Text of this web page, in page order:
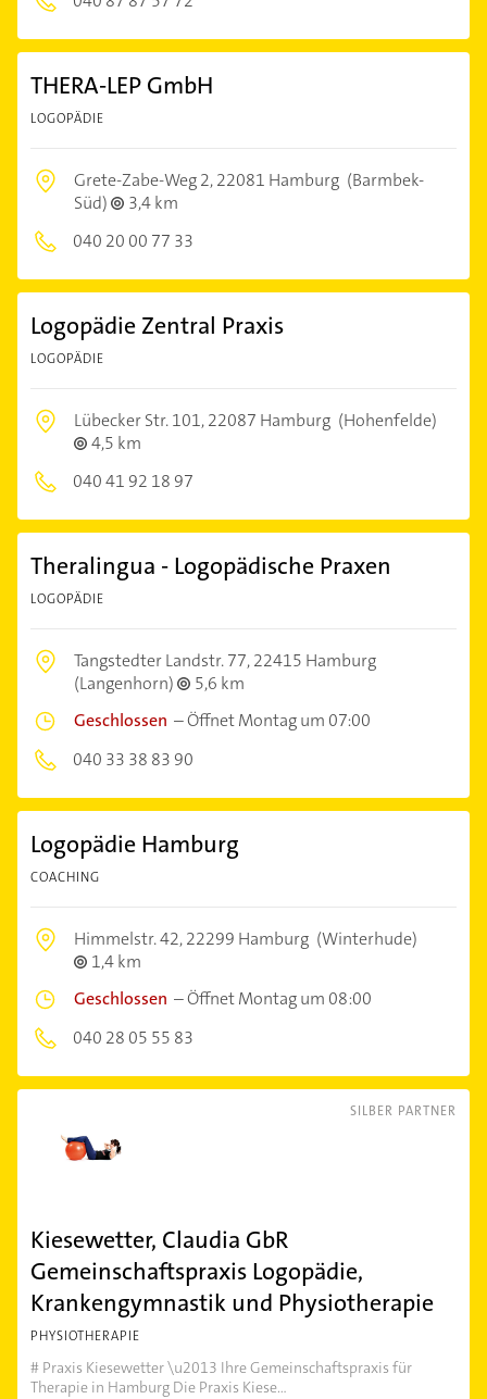
THERA-LEP GmbH
LOGOPÄDIE
Grete-Zabe-Weg 2,22081 Hamburg (Barmbek-
Süd)
3,4 km
040 20 00 77 33
Logopädie Zentral Praxis
LOGOPÄDIE
Lübecker Str. 101,22087 Hamburg (Hohenfelde)
4,5 km
040 41 92 18 97
Theralingua - Logopädische Praxen
LOGOPÄDIE
Tangstedter Landstr. 77,22415 Hamburg
(Langenhorn)
5,6 km
Geschlossen –Öffnet Montag um 07:00
040 33 38 83 90
Logopädie Hamburg
COACHING
Himmelstr. 42,22299 Hamburg (Winterhude)
1,4 km
Geschlossen –Öffnet Montag um 08:00
040 28 05 55 83
SILBER PARTNER
Kiesewetter, Claudia GbR
Gemeinschaftspraxis Logopädie,
Krankengymnastik und Physiotherapie
PHYSIOTHERAPIE
# Praxis Kiesewetter \u2013 Ihre Gemeinschaftspraxis für
Therapie in Hamburg Die Praxis Kiese...